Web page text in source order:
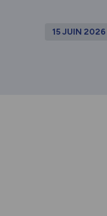
15 JUIN 2026